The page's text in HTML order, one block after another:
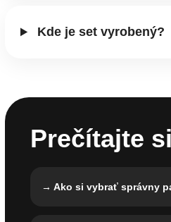
Kde je set vyrobený?
Prečítajte
→ Ako si vybrať správny